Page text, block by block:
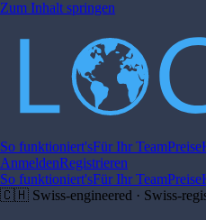
Zum Inhalt springen
So funktioniert'sFür Ihr TeamPreise
AnmeldenRegistrieren
So funktioniert'sFür Ihr TeamPreise
🇨🇭 Swiss-engineered · Swiss-